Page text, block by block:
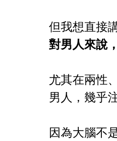
但我想直接
對男人來說
尤其在兩性
男人，幾乎
因為大腦不